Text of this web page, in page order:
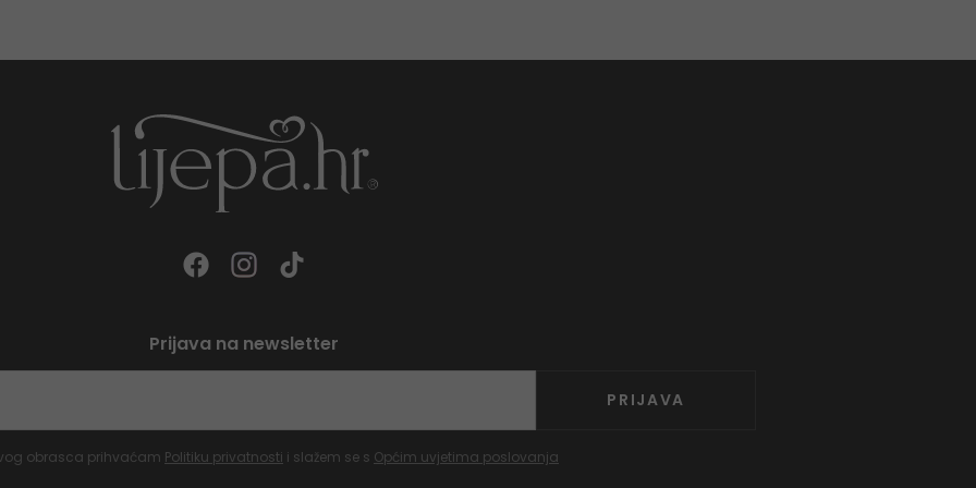
Prijava na newsletter
PRIJAVA
obrasca prihvaćam Politiku privatnosti i slažem se s Općim uvjetima poslovanja